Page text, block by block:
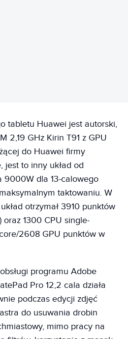
tabletu Huawei jest autorski,
2,19 GHz Kirin T91 z GPU
do Huawei firmy
jest to inny układ od
9000W dla 13-calowego
taktowaniu. W
otrzymał 3910 punktów
1300 CPU single-
2608 GPU punktów w
programu Adobe
Pro 12,2 cala działa
podczas edycji zdjęć
do usuwania drobin
mimo pracy na